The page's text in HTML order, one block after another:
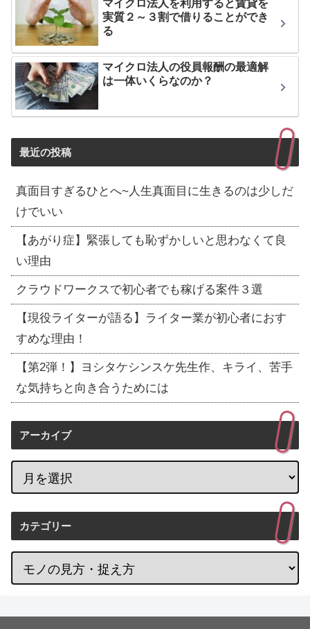
マイクロ法人を利用すると賃貸を
実質２～３割で借りることができ
る
マイクロ法人の役員報酬の最適解
は一体いくらなのか？
最近の投稿
真面目すぎるひとへ~人生真面目に生きるのは少しだ
けでいい
【あがり症】緊張しても恥ずかしいと思わなくて良
い理由
クラウドワークスで初心者でも稼げる案件３選
【現役ライターが語る】ライター業が初心者におす
すめな理由！
【第2弾！】ヨシタケシンスケ先生作、キライ、苦手
な気持ちと向き合うためには
アーカイブ
カテゴリー